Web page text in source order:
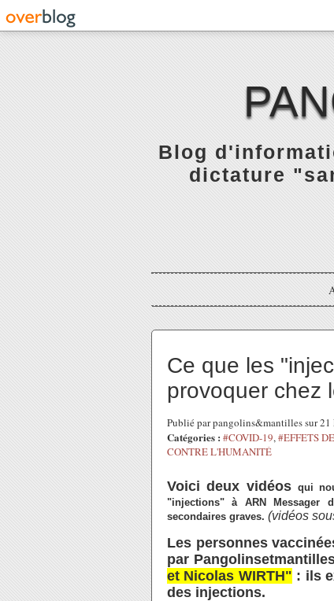
Blog
dictature
Ce que les
provoquer chez
Publié par pangolins&mantilles sur
Catégories : #COVID-19,#EFFETS
CONTRE L'HUMANITÉ
Voici deux vidéos qui
"injections" à ARN
secondaires graves. (vidéos
Les personnes
par
et Nicolas WIRTH" : ils
des injections.